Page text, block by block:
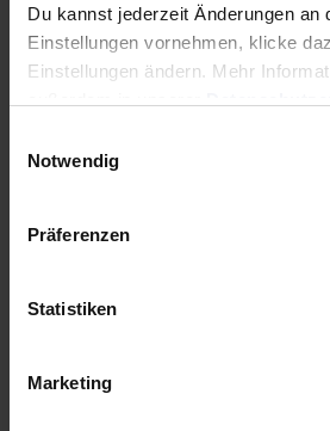
Du kannst jederzeit Änderungen an
Einstellungen vornehmen, klicke
Einstellungen ändern. Mehr
Notwendig
Präferenzen
Statistiken
Marketing
Newsletter hier abonnieren.
Post
Alle News